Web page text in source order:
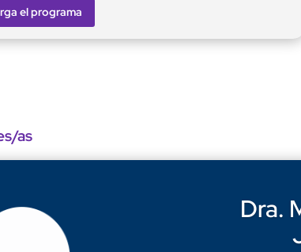
el programa
as
Dra.